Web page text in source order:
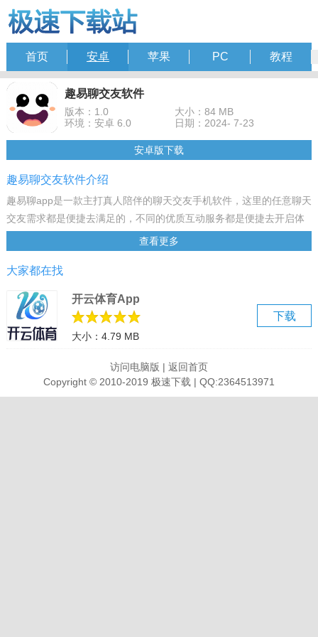
首页 安卓 苹果 PC 教程
趣易聊交友软件
版本：1.0
大小：84 MB
环境：安卓 6.0
日期：2024- 7-23
安卓版下载
趣易聊交友软件介绍
趣易聊app是一款主打真人陪伴的聊天交友手机软件，这里的任意聊天
交友需求都是便捷去满足的，不同的优质互动服务都是便捷去开启体
验的，手机去聊天互动都是无比的方便容易，让我们轻松可以邂逅心
仪的的对象，任意聊天的方式都是随时开启的。
软件特色：
1、有事情都可以在线互动，可以求助网友，大家都可以贴心的回复；
2、平台集合了才艺的直播的模式，可以欣赏小姐姐小哥哥的才艺；
3、大家都可以自己试着做做直播，吸引同频道的人在线聊天互动。
1、在这里年轻人更容易接触，大家更容易聊天，不再那么的孤单；
2、社交的服务板块众多，功能极全，可以让大家自由的社交聊天；
查看更多
大家都在找
下载
开云体育App
大小：4.79 MB
访问电脑版 | 返回首页
Copyright © 2010-2019 极速下载 | QQ:2364513971